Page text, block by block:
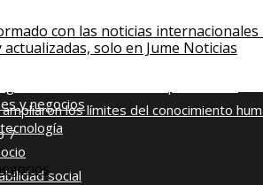
y reducir la fragmentación
La gran depresión de 1929 y su
los límites del conocimiento
7
con las noticias internacionales
solo en Jume Noticias
y negocios
social